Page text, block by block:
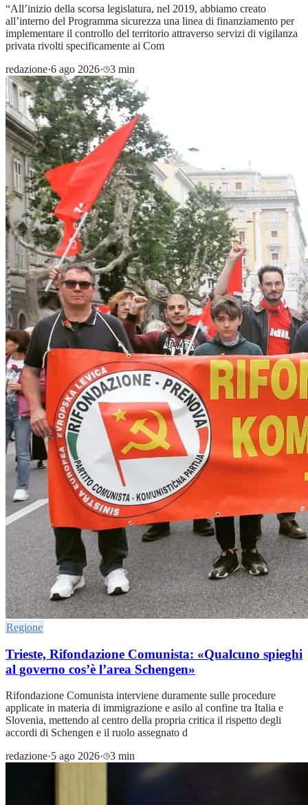
“All’inizio della scorsa legislatura, nel 2019, abbiamo creato
all’interno del Programma sicurezza una linea di finanziamento per
implementare il controllo del territorio attraverso servizi di vigilanza
privata rivolti specificamente ai Com
redazione·6 ago 2026· 3 min
Regione
Trieste, Rifondazione Comunista: «Qualcuno spieghi
al governo cos’è l’area Schengen»
Rifondazione Comunista interviene duramente sulle procedure
applicate in materia di immigrazione e asilo al confine tra Italia e
Slovenia, mettendo al centro della propria critica il rispetto degli
accordi di Schengen e il ruolo assegnato d
redazione·5 ago 2026· 3 min